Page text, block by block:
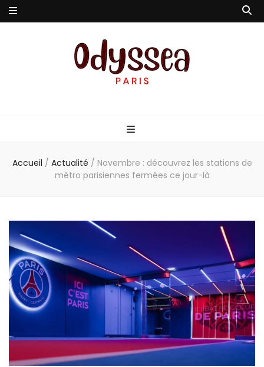
Accueil / Actualité / Novembre : découvrez les stations de
métro parisiennes fermées ce jour-là